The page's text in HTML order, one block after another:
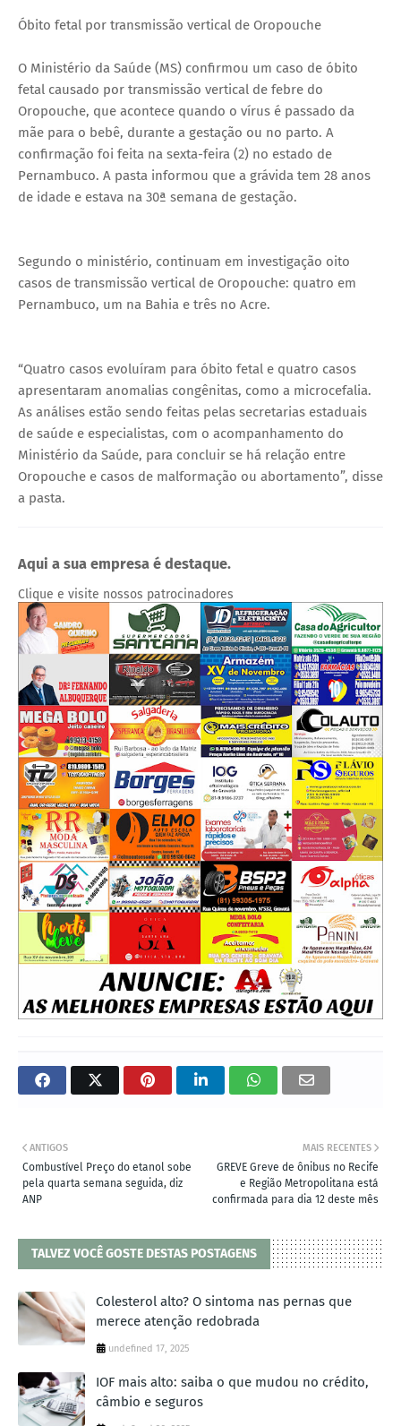
Óbito fetal por transmissão vertical de Oropouche
O Ministério da Saúde (MS) confirmou um caso de óbito
fetal causado por transmissão vertical de febre do
Oropouche, que acontece quando o vírus é passado da
mãe para o bebê, durante a gestação ou no parto. A
confirmação foi feita na sexta-feira (2) no estado de
Pernambuco. A pasta informou que a grávida tem 28 anos
de idade e estava na 30ª semana de gestação.
Segundo o ministério, continuam em investigação oito
casos de transmissão vertical de Oropouche: quatro em
Pernambuco, um na Bahia e três no Acre.
“Quatro casos evoluíram para óbito fetal e quatro casos
apresentaram anomalias congênitas, como a microcefalia.
As análises estão sendo feitas pelas secretarias estaduais
de saúde e especialistas, com o acompanhamento do
Ministério da Saúde, para concluir se há relação entre
Oropouche e casos de malformação ou abortamento”, disse
a pasta.
Aqui a sua empresa é destaque.
Clique e visite nossos patrocinadores
MAIS RECENTES
GREVE Greve de ônibus no Recife
e Região Metropolitana está
confirmada para dia 12 deste mês
ANTIGOS
Combustível Preço do etanol sobe
pela quarta semana seguida, diz
ANP
TALVEZ VOCÊ GOSTE DESTAS POSTAGENS
Colesterol alto? O sintoma nas pernas que
merece atenção redobrada
undefined 17, 2025
IOF mais alto: saiba o que mudou no crédito,
câmbio e seguros